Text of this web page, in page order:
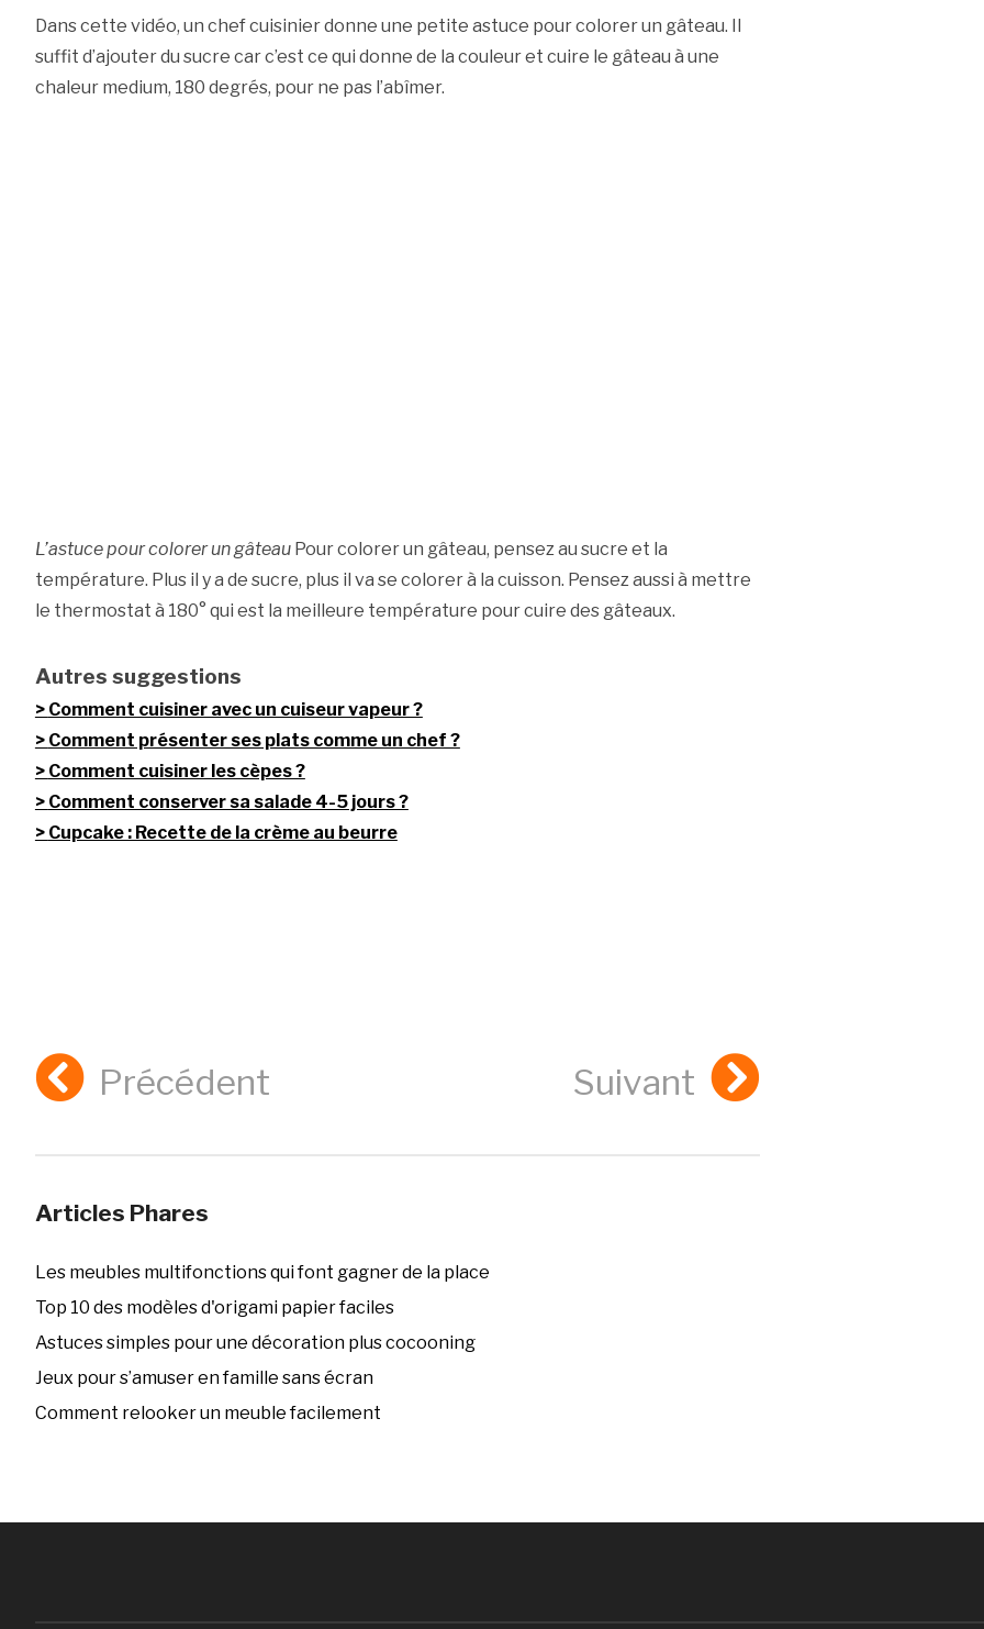
Dans cette vidéo, un chef cuisinier donne une petite astuce pour colorer un gâteau. Il
suffit d’ajouter du sucre car c’est ce qui donne de la couleur et cuire le gâteau à une
chaleur medium, 180 degrés, pour ne pas l’abîmer.
L’astuce pour colorer un gâteauPour colorer un gâteau, pensez au sucre et la
température. Plus il y a de sucre, plus il va se colorer à la cuisson. Pensez aussi à mettre
le thermostat à 180° qui est la meilleure température pour cuire des gâteaux.
Autres suggestions
Comment cuisiner avec un cuiseur vapeur ?
Comment présenter ses plats comme un chef ?
Comment cuisiner les cèpes ?
Comment conserver sa salade 4-5 jours ?
Cupcake : Recette de la crème au beurre
Précédent Suivant
Articles Phares
Les meubles multifonctions qui font gagner de la place
Top 10 des modèles d'origami papier faciles
Astuces simples pour une décoration plus cocooning
Jeux pour s’amuser en famille sans écran
Comment relooker un meuble facilement